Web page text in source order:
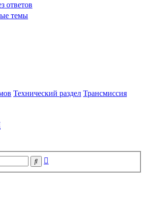
ответов
темы
Технический раздел Трансмиссия
Поиск